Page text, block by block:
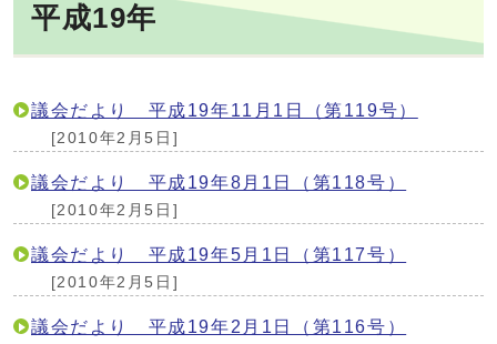
平成19年
議会だより 平成19年11月1日（第119号）
[2010年2月5日]
議会だより 平成19年8月1日（第118号）
[2010年2月5日]
議会だより 平成19年5月1日（第117号）
[2010年2月5日]
議会だより 平成19年2月1日（第116号）